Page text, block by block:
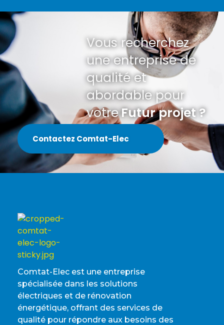
Vous recherchez
une entreprise de
qualité et
abordable pour
votreFutur projet ?
Contactez Comtat-Elec
Comtat-Elec est une entreprise
spécialisée dans les solutions
électriques et de rénovation
énergétique, offrant des services de
qualité pour répondre aux besoins des